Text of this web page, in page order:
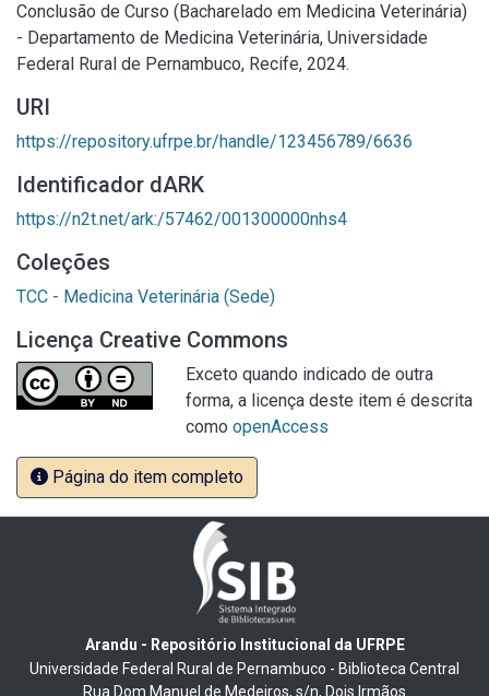
Conclusão de Curso (Bacharelado em Medicina Veterinária)
- Departamento de Medicina Veterinária, Universidade
Federal Rural de Pernambuco, Recife, 2024.
URI
https://repository.ufrpe.br/handle/123456789/6636
Identificador dARK
https://n2t.net/ark:/57462/001300000nhs4
Coleções
TCC - Medicina Veterinária (Sede)
Licença Creative Commons
Exceto quando indicado de outra
forma, a licença deste item é descrita
como openAccess
Página do item completo
Arandu - Repositório Institucional da UFRPE
Universidade Federal Rural de Pernambuco - Biblioteca Central
Rua Dom Manuel de Medeiros, s/n, Dois Irmãos